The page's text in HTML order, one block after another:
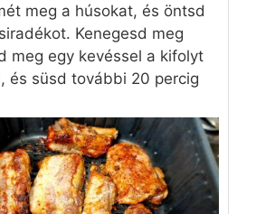
meg a húsokat, és öntsd
Kenegesd meg
meg egy kevéssel a kifolyt
és süsd további 20 percig